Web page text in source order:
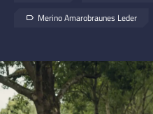
Merino Amarobraunes Leder